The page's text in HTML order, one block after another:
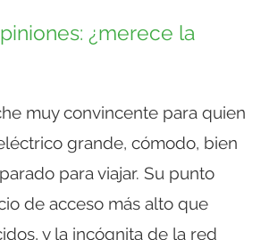
¿merece la
muy convincente para quien
grande, cómodo, bien
para viajar. Su punto
de acceso más alto que
y la incógnita de la red